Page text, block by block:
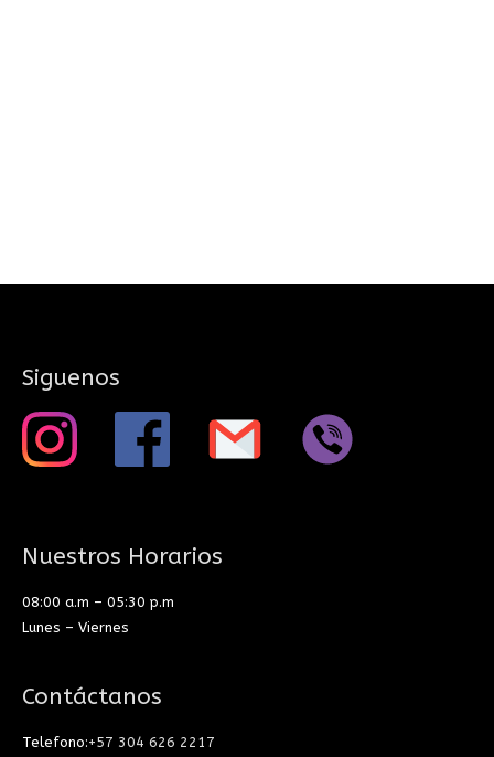
Siguenos
Nuestros Horarios
08:00 a.m – 05:30 p.m
Lunes – Viernes
Contáctanos
Telefono:+57 304 626 2217